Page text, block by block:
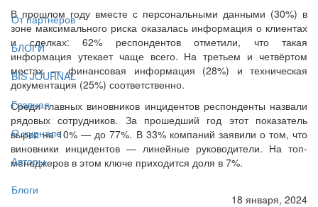
От партнёров
БЛОГИ
BIS JOURNAL
Главная
О журнале
Авторы
Блоги
В прошлом году вместе с персональными данными (30%) в
зоне максимального риска оказалась информация о клиентах
и сделках: 62% респондентов отметили, что такая
информация утекает чаще всего. На третьем и четвёртом
местах — финансовая информация (28%) и техническая
документация (25%) соответственно.
Среди главных виновников инцидентов респонденты назвали
рядовых сотрудников. За прошедший год этот показатель
вырос на 10% — до 77%. В 33% компаний заявили о том, что
виновники инцидентов — линейные руководители. На топ-
менеджеров в этом ключе приходится доля в 7%.
18 января, 2024